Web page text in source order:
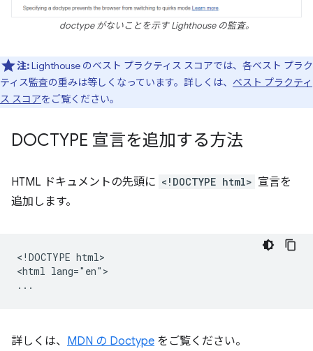
doctype がないことを示す Lighthouse の監査。
注:Lighthouse のベスト プラクティス スコアでは、各ベスト プラク
ティス監査の重みは等しくなっています。詳しくは、 ベスト プラクティ
ス スコアをご覧ください。
DOCTYPE 宣言を追加する方法
HTML ドキュメントの先頭に <!DOCTYPE html> 宣言を
追加します。
<!DOCTYPE html>
<html lang="en">
詳しくは、 MDN の Doctype をご覧ください。